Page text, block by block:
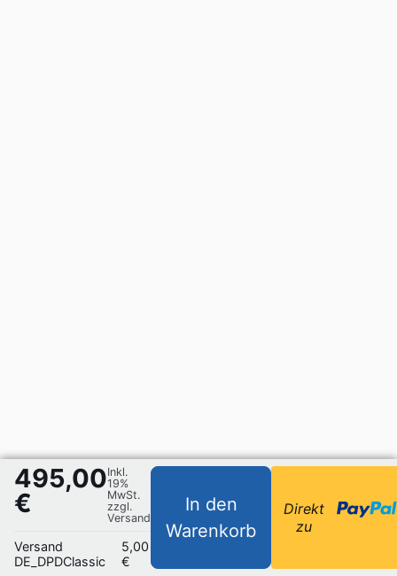
495,00
€
Inkl.
19%
MwSt.
zzgl.
Versand
Versand
DE_DPDClassic
5,00
€
In den
Warenkorb
Direkt
zu